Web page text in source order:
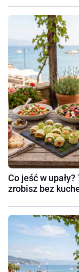
Co jeść w
zrobisz bez